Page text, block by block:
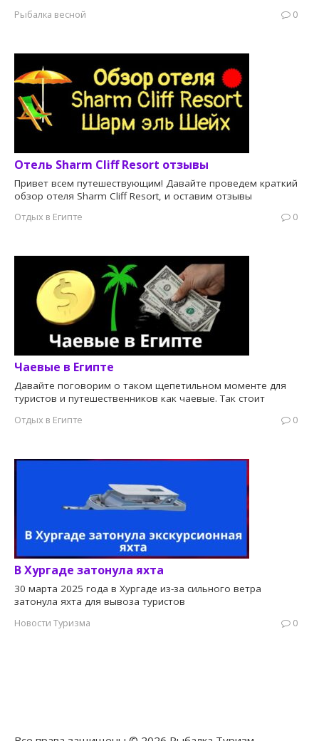
Рыбалка весной
0
Отель Sharm Cliff Resort отзывы
Привет всем путешествующим! Давайте проведем краткий
обзор отеля Sharm Cliff Resort, и оставим отзывы
Отдых в Египте
0
Чаевые в Египте
Давайте поговорим о таком щепетильном моменте для
туристов и путешественников как чаевые. Так стоит
Отдых в Египте
0
В Хургаде затонула яхта
30 марта 2025 года в Хургаде из-за сильного ветра
затонула яхта для вывоза туристов
Новости Туризма
0